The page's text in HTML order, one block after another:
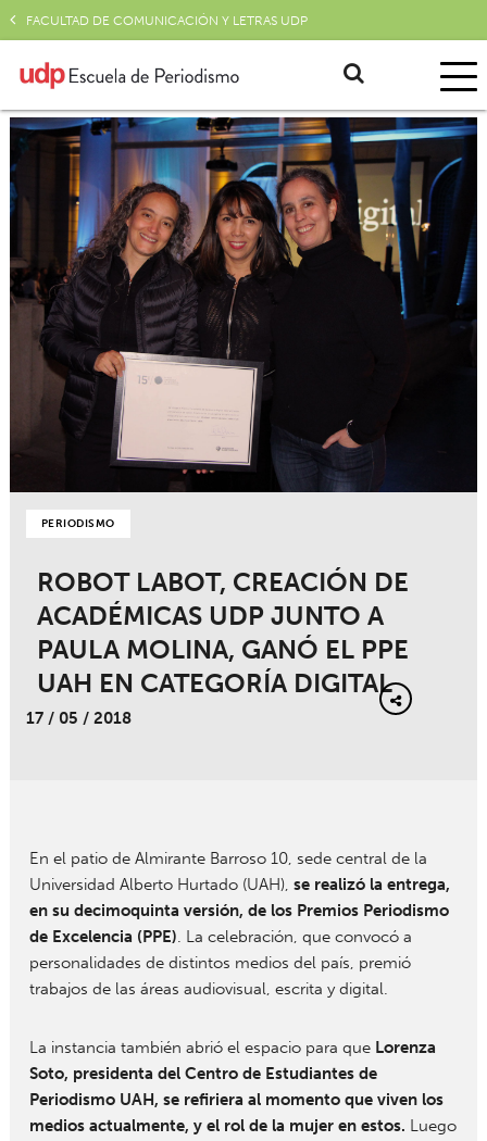
FACULTAD DE COMUNICACIÓN Y LETRAS UDP
PERIODISMO
ROBOT LABOT, CREACIÓN DE
ACADÉMICAS UDP JUNTO A
PAULA MOLINA, GANÓ EL PPE
UAH EN CATEGORÍA DIGITAL
17 / 05 / 2018
En el patio de Almirante Barroso 10, sede central de la
Universidad Alberto Hurtado (UAH), se realizó la entrega,
en su decimoquinta versión, de los Premios Periodismo
de Excelencia (PPE). La celebración, que convocó a
personalidades de distintos medios del país, premió
trabajos de las áreas audiovisual, escrita y digital.
La instancia también abrió el espacio para que Lorenza
Soto, presidenta del Centro de Estudiantes de
Periodismo UAH, se refiriera al momento que viven los
medios actualmente, y el rol de la mujer en estos. Luego